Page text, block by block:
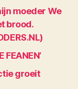
moeder We
brood.
FEANEN’
groeit